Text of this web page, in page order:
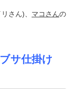
さん)、 マコさんの
サ仕掛け